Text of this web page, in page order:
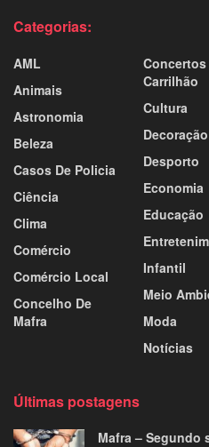
Categorias:
AML
Animais
Astronomia
Beleza
Casos De Policia
Ciência
Clima
Comércio
Comércio Local
Concelho De
Mafra
Concertos
Carrilhão
Cultura
Decoração
Desporto
Economia
Educação
Infantil
Meio
Moda
Notícias
Últimas postagens
Mafra –